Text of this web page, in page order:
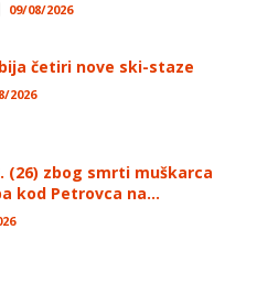
09/08/2026
četiri nove ski-staze
2026
(26) zbog smrti muškarca
kod Petrovca na...